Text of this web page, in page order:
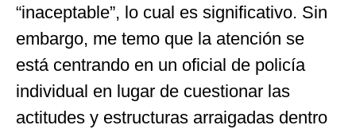
“inaceptable”, lo cual es significativo. Sin
embargo, me temo que la atención se
está centrando en un oficial de policía
individual en lugar de cuestionar las
actitudes y estructuras arraigadas dentro